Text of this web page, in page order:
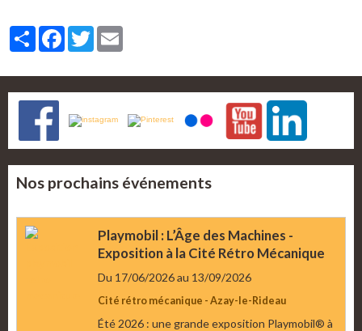
PartagerFacebook
Twitter
Nos prochains événements
Playmobil : L’Âge des Machines -
Exposition à la Cité Rétro Mécanique
Du 17/06/2026au 13/09/2026
Cité rétro mécanique - Azay-le-Rideau
Été 2026 : une grande exposition Playmobil® à